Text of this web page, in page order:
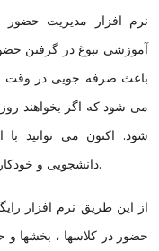
نرم افزار مدیریت
آموزشی نبوغ در گرفتن
باعث صرفه جویی در وقت
می شود که اگر بخواهند
شود. اکنون می توانید
دانشجویی و خودکار کردن فرآیند ، به قلم و کاغذ خداحافظی کنید.
از این طریق نرم افزار
حضور در کلاسها ، بخشها و